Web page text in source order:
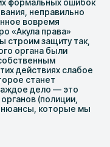
формальных ошибок
неправильно
вовремя
«Акула права»
строим защиту так,
органа были
действиях слабое
станет
дело — это
(полиции,
нюансы, которые мы